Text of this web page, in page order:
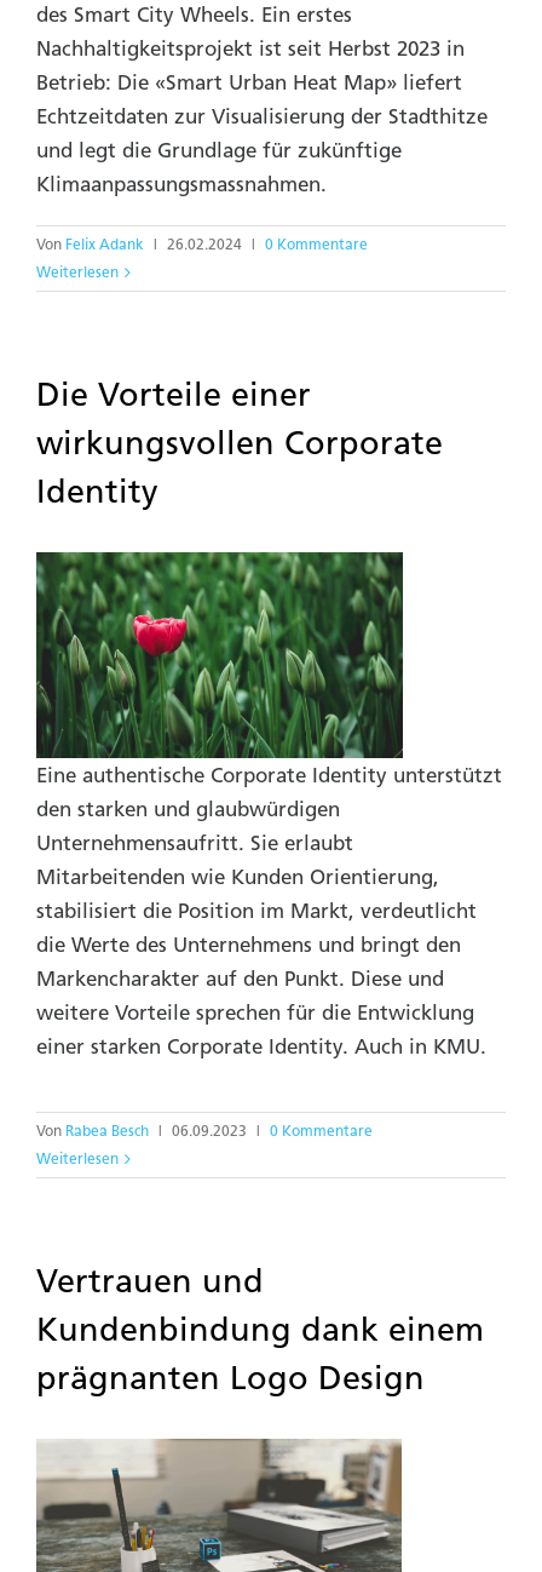
des Smart City Wheels. Ein erstes
Nachhaltigkeitsprojekt ist seit Herbst 2023 in
Betrieb: Die «Smart Urban Heat Map» liefert
Echtzeitdaten zur Visualisierung der Stadthitze
und legt die Grundlage für zukünftige
Klimaanpassungsmassnahmen.
Von Felix Adank 26.02.2024
0 Kommentare
Weiterlesen
Die Vorteile einer
wirkungsvollen Corporate
Identity
Eine authentische Corporate Identity unterstützt
den starken und glaubwürdigen
Unternehmensaufritt. Sie erlaubt
Mitarbeitenden wie Kunden Orientierung,
stabilisiert die Position im Markt, verdeutlicht
die Werte des Unternehmens und bringt den
Markencharakter auf den Punkt. Diese und
weitere Vorteile sprechen für die Entwicklung
einer starken Corporate Identity. Auch in KMU.
Von Rabea Besch 06.09.2023
0 Kommentare
Weiterlesen
Vertrauen und
Kundenbindung dank einem
prägnanten Logo Design